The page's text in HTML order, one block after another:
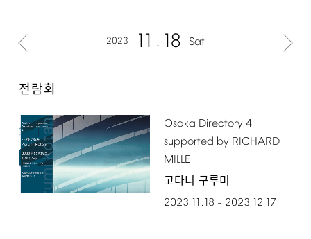
2023 11 18 Sat
전람회
Osaka Directory 4
supported by RICHARD
MILLE
고타니 구루미
2023.11.18 – 2023.12.17